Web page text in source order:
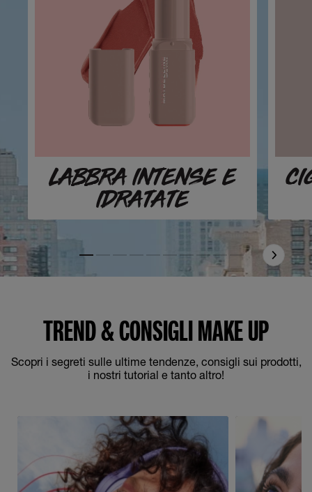
LABBRA INTENSE E
IDRATATE
Slide 6Slide 7Slide 8Slide 9Slide 10
TREND & CONSIGLI MAKE UP
Scopri i segreti sulle ultime tendenze, consigli sui prodotti,
i nostri tutorial e tanto altro!